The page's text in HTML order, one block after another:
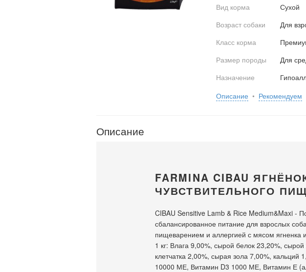
Вид корма
Сухой
Возраст собаки
Для
Класс корма
Размер породы
Для
Назначение
Описание • Рекомендуем
Описание
FARMINA CIBAU
ЧУВСТВИТЕЛЬНОГО
CIBAU Sensitive Lamb & Rice Medium&Maxi -
сбалансированное питание для взрослых
пищеварением и аллергией с мясом ягненка
1 кг: Влага 9,00%, сырой белок 23,20%,
клетчатка 2,00%, сырая зола 7,00%,
10000 МЕ, Витамин D3 1000 МЕ, Витамин Е